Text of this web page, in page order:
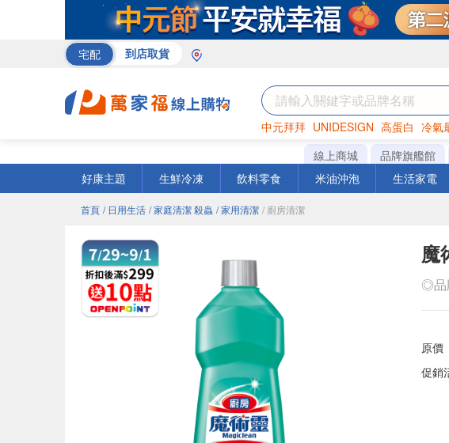
宅配 到店取貨
中元拜拜 UNIDESIGN 高蛋白 冷氣
罐頭 咖啡 海苔
線上商城 品牌旗艦館
好康主題
生鮮冷凍 飲料零食 米油沖泡 生活家電
首頁 / 日用生活 / 家庭清潔 殺蟲 / 家用清潔 / 廚房清潔
魔
◎品
原價
促銷